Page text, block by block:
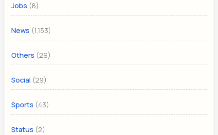
Jobs (8)
News (1,153)
Others (29)
Social (29)
Sports (43)
Status (2)